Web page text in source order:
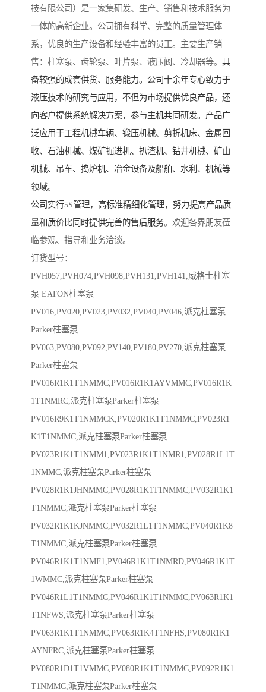
技有限公司）是一家集研发、生产、销售和技术服务为
一体的高新企业。公司拥有科学、完整的质量管理体
系，优良的生产设备和经验丰富的员工。主要生产销
售：柱塞泵、齿轮泵、叶片泵、液压阀、冷却器等。 具
备较强的成套供货、服务能力。公司十余年专心致力于
液压技术的研究与应用，不但为市场提供优良产品，还
向客户提供系统解决方案，参与主机共同研发。产品广
泛应用于工程机械车辆、锻压机械、剪折机床、金属回
收、石油机械、煤矿掘进机、扒渣机、钻井机械、矿山
机械、吊车、捣炉机、冶金设备及船舶、水利、机械等
领域。
公司实行5S管理，高标准精细化管理，努力提高产品质
量和质价比同时提供完善的售后服务。欢迎各界朋友莅
临参观、指导和业务洽谈。
订货型号：
PVH057,PVH074,PVH098,PVH131,PVH141,威格士柱塞
泵 EATON柱塞泵
PV016,PV020,PV023,PV032,PV040,PV046,派克柱塞泵
Parker柱塞泵
PV063,PV080,PV092,PV140,PV180,PV270,派克柱塞泵
Parker柱塞泵
PV016R1K1T1NMMC,PV016R1K1AYVMMC,PV016R1K
1T1NMRC,派克柱塞泵Parker柱塞泵
PV016R9K1T1NMMCK,PV020R1K1T1NMMC,PV023R1
K1T1NMMC,派克柱塞泵Parker柱塞泵
PV023R1K1T1NMM1,PV023R1K1T1NMR1,PV028R1L1T
1NMMC,派克柱塞泵Parker柱塞泵
PV028R1K1JHNMMC,PV028R1K1T1NMMC,PV032R1K1
T1NMMC,派克柱塞泵Parker柱塞泵
PV032R1K1KJNMMC,PV032R1L1T1NMMC,PV040R1K8
T1NMMC,派克柱塞泵Parker柱塞泵
PV046R1K1T1NMF1,PV046R1K1T1NMRD,PV046R1K1T
1WMMC,派克柱塞泵Parker柱塞泵
PV046R1L1T1NMMC,PV046R1K1T1NMMC,PV063R1K1
T1NFWS,派克柱塞泵Parker柱塞泵
PV063R1K1T1NMMC,PV063R1K4T1NFHS,PV080R1K1
AYNFRC,派克柱塞泵Parker柱塞泵
PV080R1D1T1VMMC,PV080R1K1T1NMMC,PV092R1K1
T1NMMC,派克柱塞泵Parker柱塞泵